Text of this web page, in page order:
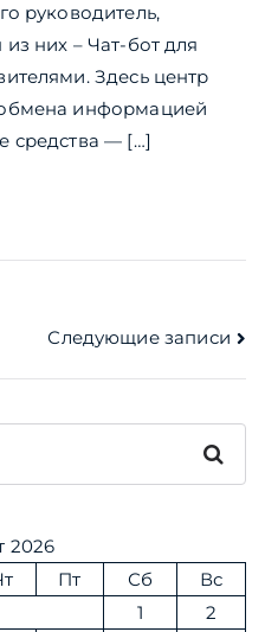
руководитель,
них – Чат-бот для
Здесь центр
информацией
средства — […]
Следующие записи
Поиск
2026
Пт Сб
Вс
1
2